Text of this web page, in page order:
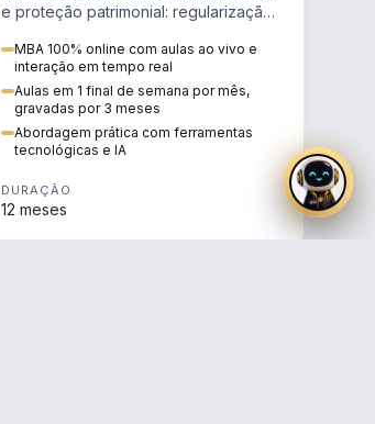
e proteção patrimonial: regularização
rural.
MBA 100% online com aulas ao vivo e
interação em tempo real
Aulas em 1 final de semana por mês,
gravadas por 3 meses
Abordagem prática com ferramentas
tecnológicas e IA
DURAÇÃO
12 meses